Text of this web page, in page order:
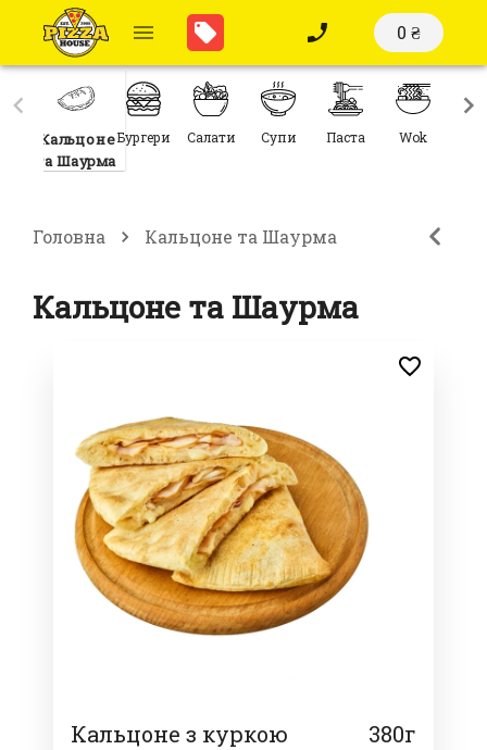
0 ₴
Кальцоне
та Шаурма
Бургери Салати Супи Паста Wok
Головна Кальцоне та Шаурма
Кальцоне та Шаурма
Кальцоне з куркою 380г